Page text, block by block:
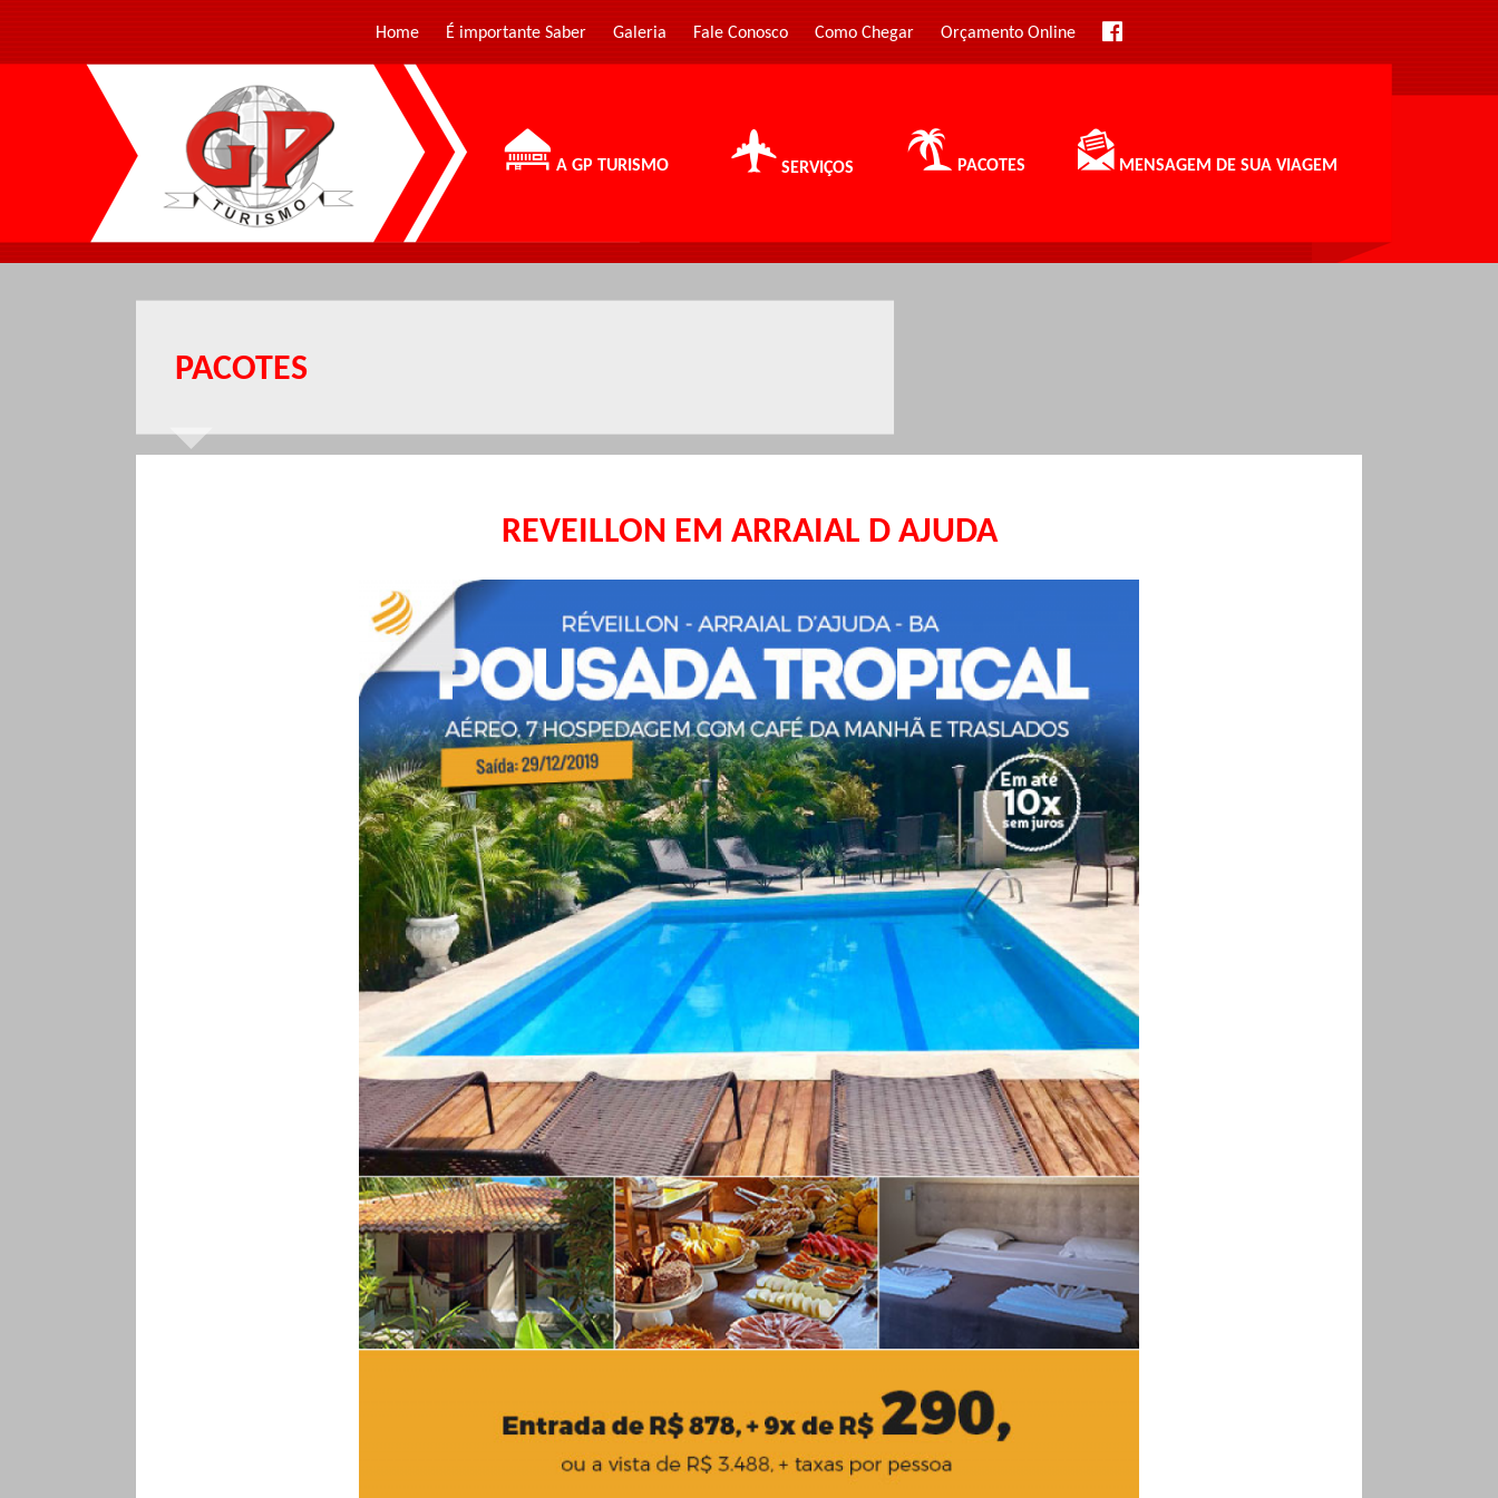
Home É importante Saber Galeria Fale Conosco Como Chegar Orçamento Online
A GP TURISMO SERVIÇOS PACOTES MENSAGEM DE SUA VIAGEM
PACOTES
REVEILLON EM ARRAIAL D AJUDA